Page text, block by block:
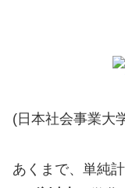
(日本社会事業大
あくまで、単純